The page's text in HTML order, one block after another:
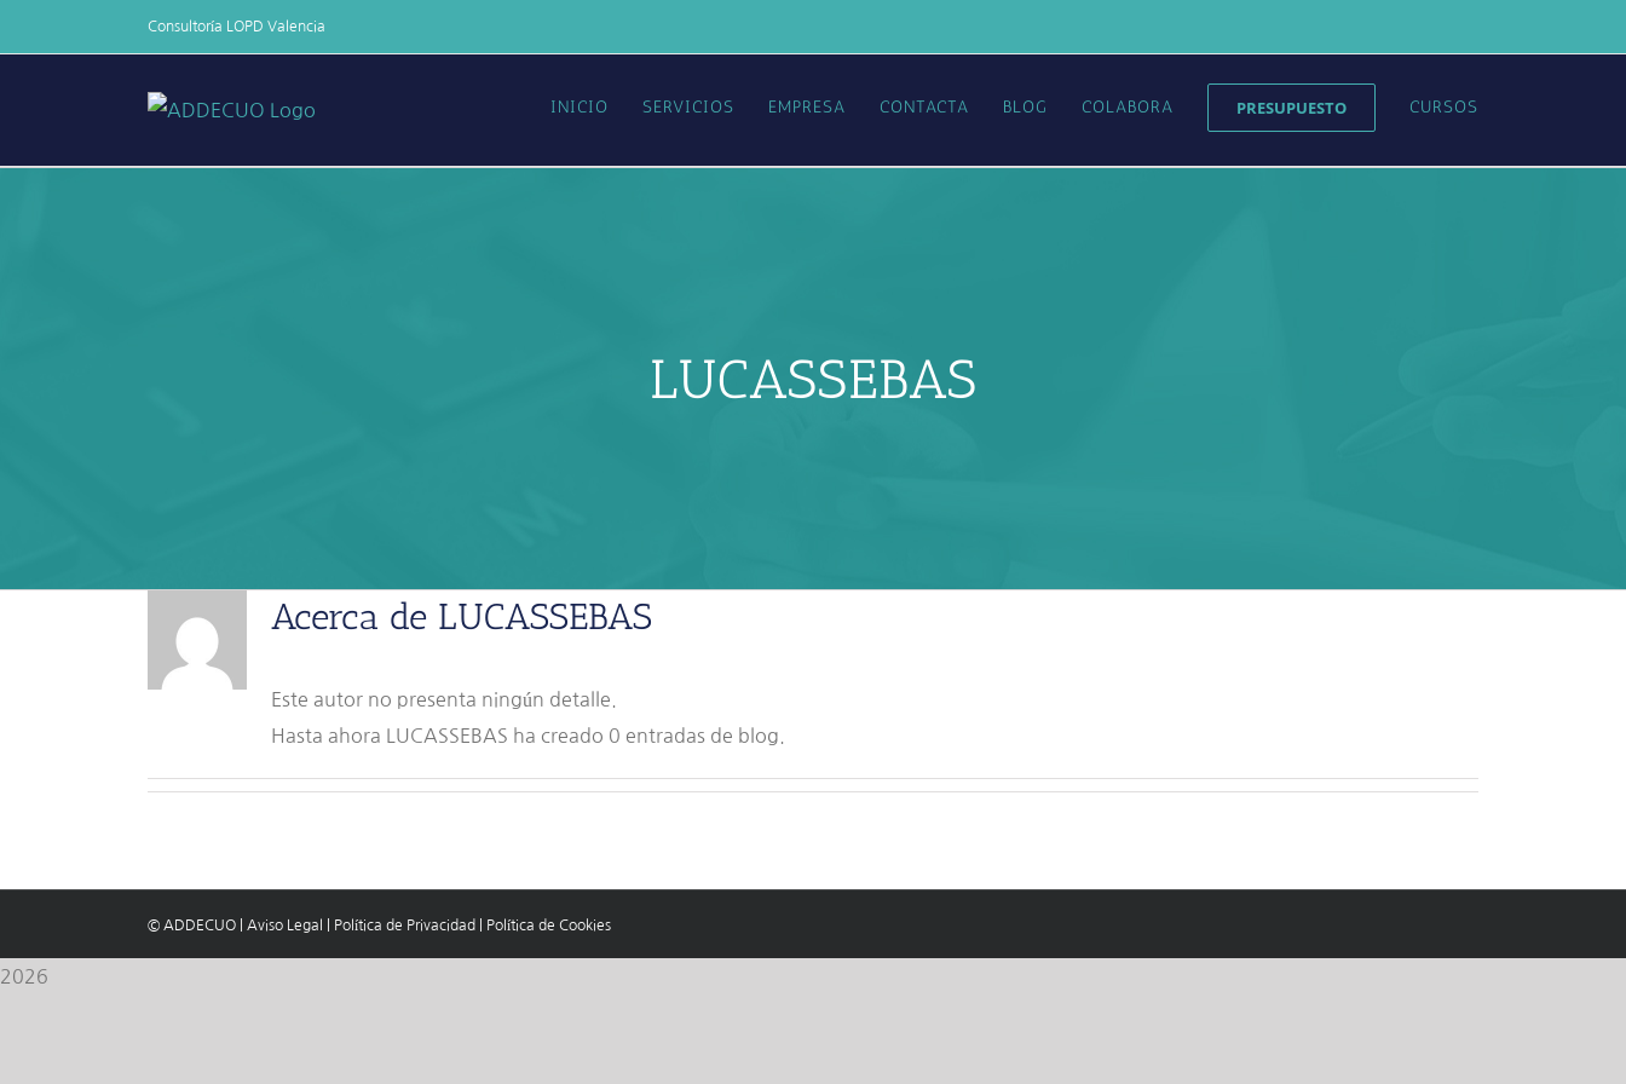
to
Consultoría LOPD Valencia
INICIO SERVICIOS EMPRESA CONTACTA BLOG COLABORA PRESUPUESTO CURSOS
LUCASSEBAS
Acerca de LUCASSEBAS
Este autor no presenta ningún detalle.
Hasta ahora LUCASSEBAS ha creado 0 entradas de blog.
© ADDECUO Aviso Legal Política de Privacidad Política de Cookies
2026